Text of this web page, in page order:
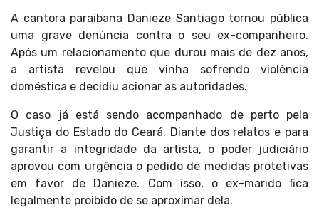
A cantora paraibana Danieze Santiago tornou pública
uma grave denúncia contra o seu ex-companheiro.
Após um relacionamento que durou mais de dez anos,
a artista revelou que vinha sofrendo violência
doméstica e decidiu acionar as autoridades.
O caso já está sendo acompanhado de perto pela
Justiça do Estado do Ceará. Diante dos relatos e para
garantir a integridade da artista, o poder judiciário
aprovou com urgência o pedido de medidas protetivas
em favor de Danieze. Com isso, o ex-marido fica
legalmente proibido de se aproximar dela.